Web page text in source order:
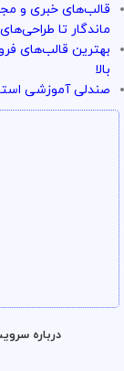
قالب‌های خبری و
ماندگار تا
بهترین قالب‌های
بالا
صندلی آموزشی
درباره